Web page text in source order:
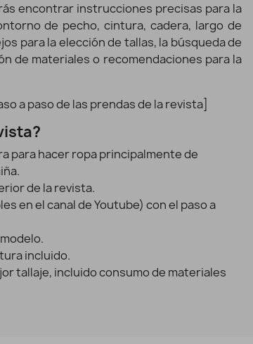
encontrar instrucciones precisas para la
de pecho, cintura, cadera, largo de
para la elección de tallas, la búsqueda de
de materiales o recomendaciones para la
a paso de las prendas de la revista]
para hacer ropa principalmente de
de la revista.
en el canal de Youtube) con el paso a
incluido.
tallaje, incluido consumo de materiales
Vista rápida
Revista Patrones infantiles Nº13 (Especial Bebé)